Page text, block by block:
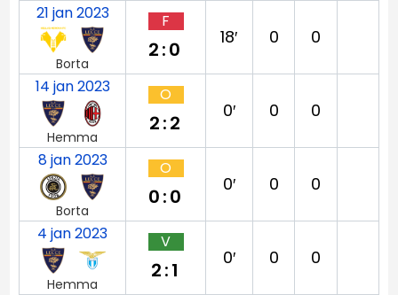
21 jan 2023
Borta
F
2:0
18′ 0 0
14 jan 2023
Hemma
O
2:2
0′ 0 0
8 jan 2023
Borta
O
0:0
0′ 0 0
4 jan 2023
Hemma
V
2:1
0′ 0 0